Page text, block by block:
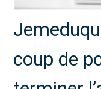
coup de